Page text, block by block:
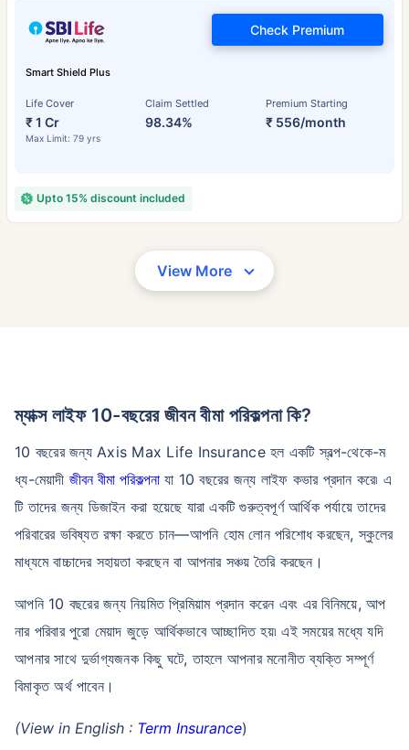
Smart Shield Plus
Life Cover
₹ 1 Cr
Max Limit: 79 yrs
Claim Settled
98.34%
Premium Starting
₹ 556/month
Check Premium
Upto 15% discount included
View More
ম্যাক্স লাইফ 10-বছরের জীবন বীমা পরিকল্পনা কি?
10 বছরের জন্য Axis Max Life Insurance হল একটি স্বল্প-থেকে-ম
ধ্য-মেয়াদী জীবন বীমা পরিকল্পনাযা 10 বছরের জন্য লাইফ কভার প্রদান করে৷ এ
টি তাদের জন্য ডিজাইন করা হয়েছে যারা একটি গুরুত্বপূর্ণ আর্থিক পর্যায়ে তাদের
পরিবারের ভবিষ্যত রক্ষা করতে চান—আপনি হোম লোন পরিশোধ করছেন, স্কুলের
মাধ্যমে বাচ্চাদের সহায়তা করছেন বা আপনার সঞ্চয় তৈরি করছেন।
আপনি 10 বছরের জন্য নিয়মিত প্রিমিয়াম প্রদান করেন এবং এর বিনিময়ে, আপ
নার পরিবার পুরো মেয়াদ জুড়ে আর্থিকভাবে আচ্ছাদিত হয়৷ এই সময়ের মধ্যে যদি
আপনার সাথে দুর্ভাগ্যজনক কিছু ঘটে, তাহলে আপনার মনোনীত ব্যক্তি সম্পূর্ণ
বিমাকৃত অর্থ পাবেন।
(View in English : Term Insurance)